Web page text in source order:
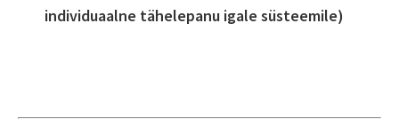
individuaalne tähelepanu igale süsteemile)